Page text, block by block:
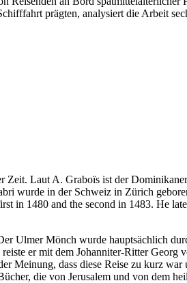
prägten, analysiert die Arbeit
Laut A. Graboïs ist der
wurde in der Schweiz in Zürich
1480 and the second in 1483. He
Ulmer Mönch wurde hauptsächlich
er mit dem Johanniter-Ritter Georg
Meinung, dass diese Reise zu kurz
die von Jerusalem und von dem